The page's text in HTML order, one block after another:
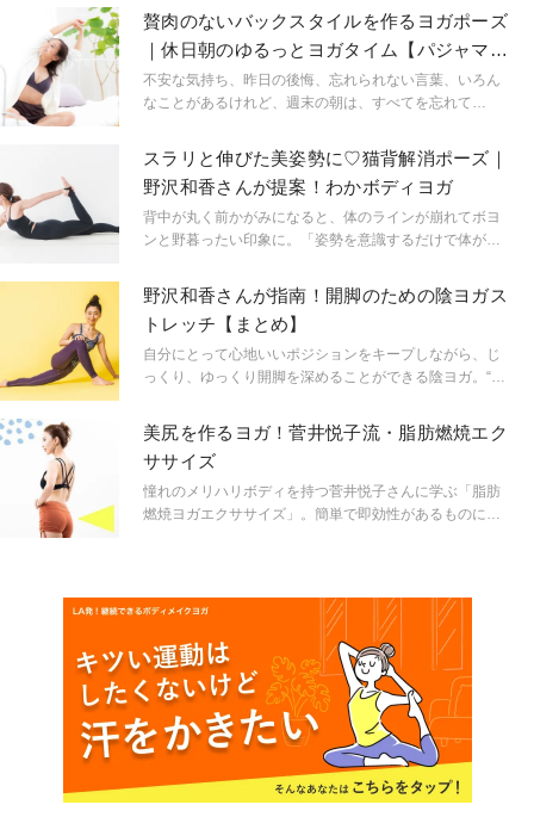
い部屋着やアンダーウェア、お気に入りのアロマやアイ
テム。そうだ、着替えるのは面倒だから、このままゆる
っとヨガでもしよう。背筋も伸びれば気持ちもまっすぐ
に、呼吸といっしょにネガティブな気持ちも、新しいエ
ネルギーに切り替わる。 …そんなヨガを取り入れた週末
タート。モデルと監修を務めるのは、相楽のりこさん。
リンパの流れと血流を良くして下半身をすっきりさせる
ヨガポーズを教えてくれました。
贅肉のないバックスタイルを作るヨガポーズ
｜休日朝のゆるっとヨガタイム【パジャマde
YOGA】
不安な気持ち、昨日の後悔、忘れられない言葉、いろん
なことがあるけれど、週末の朝は、すべてを忘れて
い部屋着やアンダーウェア、お気に入りのアロマやアイ
テム。そうだ、着替えるのは面倒だから、このままゆる
っとヨガでもしよう。背筋も伸びれば気持ちもまっすぐ
に、呼吸といっしょにネガティブな気持ちも、新しいエ
ネルギーに切り替わる。 …そんなヨガを取り入れた週末
ルと監修を務めるのは、相楽のりこさん。上半身の巡り
を良くし贅肉のないバックスタイルを作る、ヨガポーズ
を教えてくれました。
スラリと伸びた美姿勢に♡猫背解消ポーズ｜
野沢和香さんが提案！わかボディヨガ
背中が丸く前かがみになると、体のラインが崩れてボヨ
ンと野暮ったい印象に。「姿勢を意識するだけで体がす
ストラクターの野沢和香さんに、スラリと伸びた美姿勢
をつくる秘訣を教わりました！
野沢和香さんが指南！開脚のための陰ヨガス
トレッチ【まとめ】
自分にとって心地いいポジションをキープしながら、じ
っくり、ゆっくり開脚を深めることができる陰ヨガ。“開
ヨガにも最適な開脚メソッドを教わりました！
美尻を作るヨガ！菅井悦子流・脂肪燃焼エク
ササイズ
憧れのメリハリボディを持つ菅井悦子さんに学ぶ「脂肪
燃焼ヨガエクササイズ」。簡単で即効性があるものに絞